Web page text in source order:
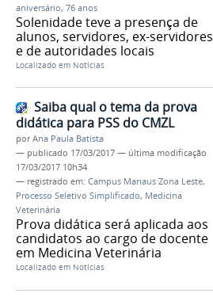
aniversário, 76 anos
Solenidade teve a presença de
alunos, servidores, ex-servidores
e de autoridades locais
Localizado em Notícias
Saiba qual o tema da prova
didática para PSS do CMZL
porAna Paula Batista
— publicado 17/03/2017 — última modificação
17/03/2017 10h34
— registrado em: Campus Manaus Zona Leste,
Processo Seletivo Simplificado, Medicina
Veterinária
Prova didática será aplicada aos
candidatos ao cargo de docente
em Medicina Veterinária
Localizado em Notícias